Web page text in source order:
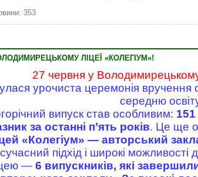
353
ЛІЦЕЇ «КОЛЕГІУМ»!
27 червня у Володимирецькому
урочиста церемонія вручення
середню
випуск став особливим:
за останні п’ять років. Це ще
«Колегіум» — авторський
сучасний підхід і широкі можливості
— 6 випускників, які